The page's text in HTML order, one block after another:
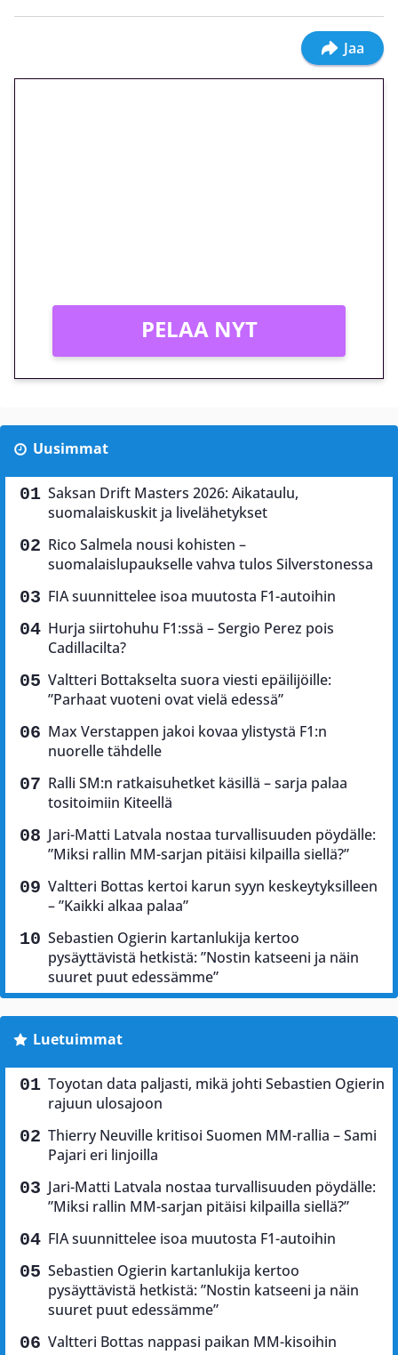
Jaa
PELAA NYT
Uusimmat
Saksan Drift Masters 2026: Aikataulu,
suomalaiskuskit ja livelähetykset
Rico Salmela nousi kohisten –
suomalaislupaukselle vahva tulos Silverstonessa
FIA suunnittelee isoa muutosta F1-autoihin
Hurja siirtohuhu F1:ssä – Sergio Perez pois
Cadillacilta?
Valtteri Bottakselta suora viesti epäilijöille:
”Parhaat vuoteni ovat vielä edessä”
Max Verstappen jakoi kovaa ylistystä F1:n
nuorelle tähdelle
Ralli SM:n ratkaisuhetket käsillä – sarja palaa
tositoimiin Kiteellä
Jari-Matti Latvala nostaa turvallisuuden pöydälle:
”Miksi rallin MM-sarjan pitäisi kilpailla siellä?”
Valtteri Bottas kertoi karun syyn keskeytyksilleen
– ”Kaikki alkaa palaa”
Sebastien Ogierin kartanlukija kertoo
pysäyttävistä hetkistä: ”Nostin katseeni ja näin
suuret puut edessämme”
Luetuimmat
Toyotan data paljasti, mikä johti Sebastien Ogierin
rajuun ulosajoon
Thierry Neuville kritisoi Suomen MM-rallia – Sami
Pajari eri linjoilla
Jari-Matti Latvala nostaa turvallisuuden pöydälle:
”Miksi rallin MM-sarjan pitäisi kilpailla siellä?”
FIA suunnittelee isoa muutosta F1-autoihin
Sebastien Ogierin kartanlukija kertoo
pysäyttävistä hetkistä: ”Nostin katseeni ja näin
suuret puut edessämme”
Valtteri Bottas nappasi paikan MM-kisoihin